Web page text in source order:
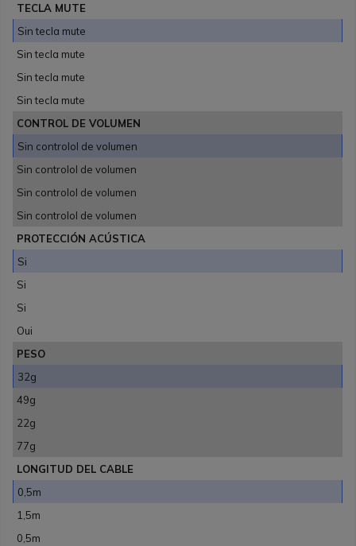
TECLA MUTE
Sin tecla mute
Sin tecla mute
Sin tecla mute
Sin tecla mute
CONTROL DE VOLUMEN
Sin controlol de volumen
Sin controlol de volumen
Sin controlol de volumen
Sin controlol de volumen
PROTECCIÓN ACÚSTICA
Si
Si
Si
Oui
PESO
32g
49g
22g
77g
LONGITUD DEL CABLE
0,5m
1,5m
0,5m